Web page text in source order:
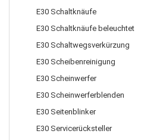
E30 Schaltknäufe
E30 Schaltknäufe beleuchtet
E30 Schaltwegsverkürzung
E30 Scheibenreinigung
E30 Scheinwerfer
E30 Scheinwerferblenden
E30 Seitenblinker
E30 Servicerücksteller